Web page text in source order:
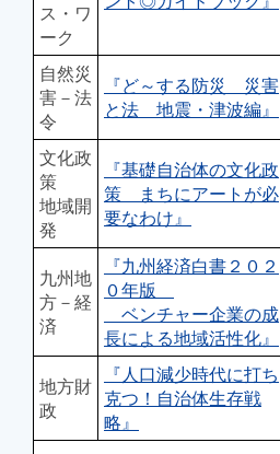
ス・ワ
ーク
自然災
害－法
令
『ど～する防災 災害
と法 地震・津波編』
文化政
策
地域開
発
『基礎自治体の文化政
策 まちにアートが必
要なわけ』
九州地
方－経
済
『九州経済白書２０２
０年版
ベンチャー企業の成
長による地域活性化』
地方財
政
『人口減少時代に打ち
克つ！自治体生存戦
略』